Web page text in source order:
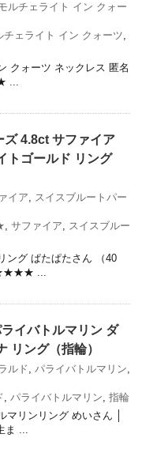
ルチェライト イン クォー
チェライト イン クォーツ,
クォーツ ネックレス 匿名
...
ズ 4.8ct サファイア
トゴールド リング
イア, スイスブルートパー
, サファイア, スイスブルー
ング ぱたぱたさん （40
...
イバトルマリン ダ
リング（指輪）
ルド, パライバトルマリン,
, パライバトルマリン, 指輪
マリンリング めいさん │
...